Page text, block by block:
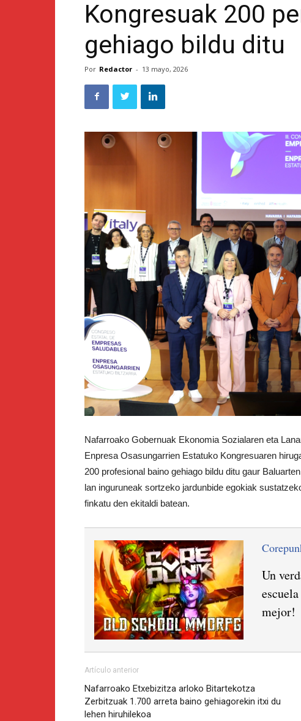
Kongresuak 200
gehiago bildu ditu
Por Redactor - 13 mayo, 2026
Nafarroako Gobernuak Ekonomia Sozialaren eta
Enpresa Osasungarrien Estatuko Kongresuaren
200 profesional baino gehiago bildu ditu gaur
lan inguruneak sortzeko jardunbide egokiak
finkatu den ekitaldi batean.
Un
mejor!
Artículo anterior
Nafarroako Etxebizitza arloko Bitartekotza
Zerbitzuak 1.700 arreta baino gehiagorekin itxi du
lehen hiruhilekoa